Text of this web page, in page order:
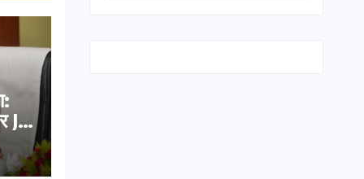
JE